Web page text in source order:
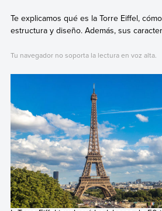
Te explicamos qué es la Torre Eiffel,
estructura y diseño. Además, sus
Tu navegador no soporta la lectura en voz alta.